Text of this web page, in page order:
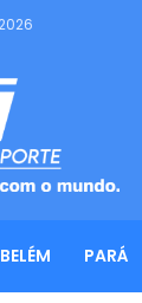
BELÉM PARÁ